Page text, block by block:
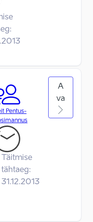
Pentus-
Täitmise
tähtaeg:
31.12.2013
A
va